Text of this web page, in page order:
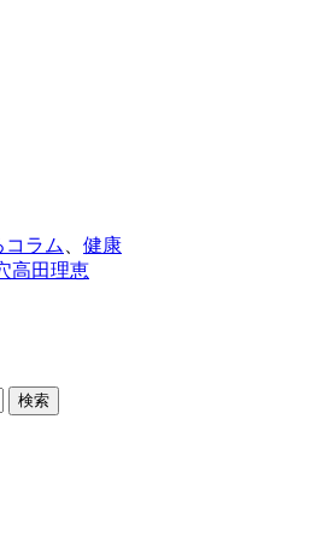
コラム
健康
高田理恵